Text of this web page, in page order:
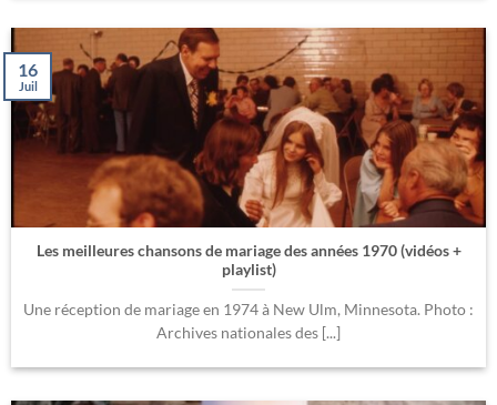
Les meilleures chansons de mariage des années 1970 (vidéos +
playlist)
Une réception de mariage en 1974 à New Ulm, Minnesota. Photo :
Archives nationales des [...]
16
Juil